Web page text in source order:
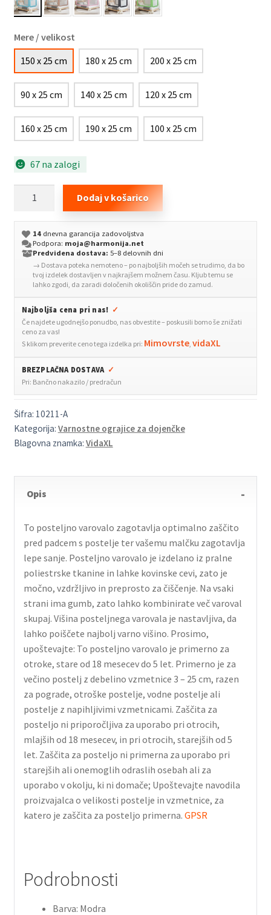
Mere / velikost
150 x 25 cm
180 x 25 cm 200 x 25 cm
90 x 25 cm 140 x 25 cm 120 x 25 cm
160 x 25 cm 190 x 25 cm 100 x 25 cm
67 na zalogi
za
malčke
modro
150x25
količina
Dodaj v košarico
14dnevna garancija zadovoljstva
Podpora: moja@harmonija.net
Predvidena dostava: 5–8 delovnih dni
→ Dostava poteka nemoteno – po najboljših močeh se trudimo, da bo
tvoj izdelek dostavljen v najkrajšem možnem času. Kljub temu se
lahko zgodi, da zaradi določenih okoliščin pride do zamud.
Najboljša cena pri nas! ✓
Če najdete ugodnejšo ponudbo, nas obvestite – poskusili bomo še znižati
ceno za vas!
S klikom preverite ceno tega izdelka pri: Mimovrste, vidaXL
BREZPLAČNA DOSTAVA ✓
Pri: Bančno nakazilo / predračun
Šifra: 10211-A
Kategorija: Varnostne ograjice za dojenčke
Blagovna znamka: VidaXL
Opis
To posteljno varovalo zagotavlja optimalno zaščito
pred padcem s postelje ter vašemu malčku zagotavlja
lepe sanje. Posteljno varovalo je izdelano iz pralne
poliestrske tkanine in lahke kovinske cevi, zato je
močno, vzdržljivo in preprosto za čiščenje. Na vsaki
strani ima gumb, zato lahko kombinirate več varoval
skupaj. Višina posteljnega varovala je nastavljiva, da
lahko poiščete najbolj varno višino. Prosimo,
upoštevajte: To posteljno varovalo je primerno za
otroke, stare od 18 mesecev do 5 let. Primerno je za
večino postelj z debelino vzmetnice 3 – 25 cm, razen
za pograde, otroške postelje, vodne postelje ali
postelje z napihljivimi vzmetnicami. Zaščita za
posteljo ni priporočljiva za uporabo pri otrocih,
mlajših od 18 mesecev, in pri otrocih, starejših od 5
let. Zaščita za posteljo ni primerna za uporabo pri
starejših ali onemoglih odraslih osebah ali za
uporabo v okolju, ki ni domače; Upoštevajte navodila
proizvajalca o velikosti postelje in vzmetnice, za
katero je zaščita za posteljo primerna. GPSR
Podrobnosti
Barva: Modra